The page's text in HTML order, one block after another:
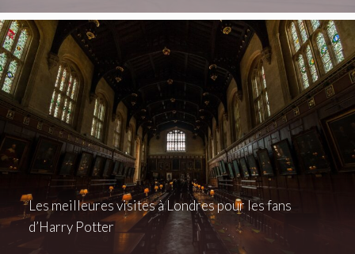
Les meilleures visites à Londres pour les fans
d’Harry Potter